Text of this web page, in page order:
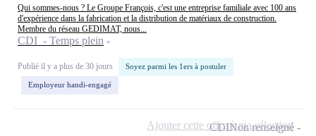
Qui sommes-nous ? Le Groupe François, c'est une entreprise familiale avec 100 ans
d'expérience dans la fabrication et la distribution de matériaux de construction.
Membre du réseau GEDIMAT, nous...
CDI - Temps plein
Publié il y a plus de 30 jours Soyez parmi les 1ers à postuler
Employeur handi-engagé
CDINon renseigné
Ajouter cette offre à ma sélection